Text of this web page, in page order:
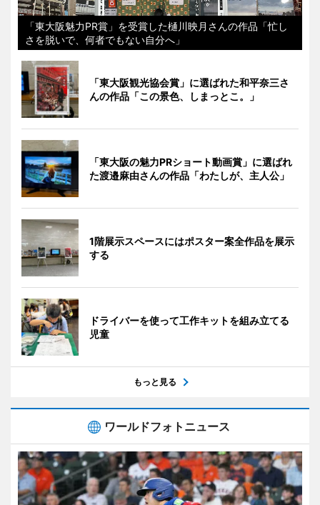
「東大阪魅力PR賞」を受賞した樋川映月さんの作品「忙し
さを脱いで、何者でもない自分へ」
「東大阪観光協会賞」に選ばれた和平奈三さ
んの作品「この景色、しまっとこ。」
「東大阪の魅力PRショート動画賞」に選ばれ
た渡邉麻由さんの作品「わたしが、主人公」
1階展示スペースにはポスター案全作品を展示
する
ドライバーを使って工作キットを組み立てる
児童
もっと見る
ワールドフォトニュース